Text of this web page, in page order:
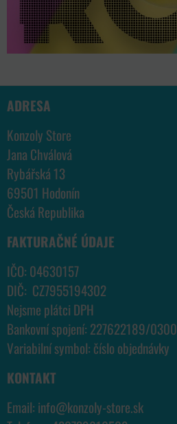
ADRESA
Konzoly Store
Jana Chválová
Rybářská 13
69501 Hodonín
Česká Republika
FAKTURAČNÉ ÚDAJE
IČO: 04630157
DIČ: CZ7955194302
Nejsme plátci DPH
Bankovní spojení: 227622189/0300
Variabilní symbol: číslo objednávky
KONTAKT
Email: info@konzoly-store.sk